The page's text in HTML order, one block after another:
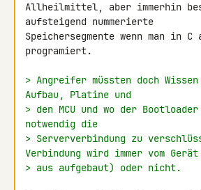
Allheilmittel, aber immerhin
aufsteigend nummerierte
Speichersegmente wenn man in C
programiert.
> Angreifer müssten doch
Aufbau, Platine und
> den MCU und wo der
notwendig die
> Serververbindung zu
Verbindung wird immer vom Gerät
> aus aufgebaut) oder nicht.